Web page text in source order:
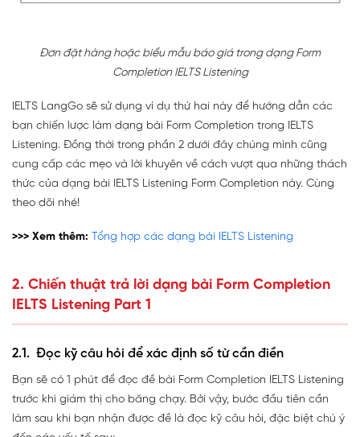
Đơn đặt hàng hoặc biểu mẫu báo giá trong dạng Form
Completion IELTS Listening
IELTS LangGo sẽ sử dụng ví dụ thứ hai này để hướng dẫn các
bạn chiến lược làm dạng bài Form Completion trong IELTS
Listening. Đồng thời trong phần 2 dưới đây chúng mình cũng
cung cấp các mẹo và lời khuyên về cách vượt qua những thách
thức của dạng bài IELTS Listening Form Completion này. Cùng
theo dõi nhé!
>>> Xem thêm: Tổng hợp các dạng bài IELTS Listening
2. Chiến thuật trả lời dạng bài Form Completion
IELTS Listening Part 1
2.1. Đọc kỹ câu hỏi để xác định số từ cần điền
Bạn sẽ có 1 phút để đọc đề bài Form Completion IELTS Listening
trước khi giám thị cho băng chạy. Bởi vậy, bước đầu tiên cần
làm sau khi bạn nhận được đề là đọc kỹ câu hỏi, đặc biệt chú ý